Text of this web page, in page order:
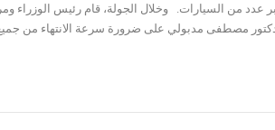
بوابة الدخول لتسع أكبر عدد من السيارات. وخلال الجولة، قام رئيس
مصطفى مدبولي على ضرورة سرعة الانتهاء من